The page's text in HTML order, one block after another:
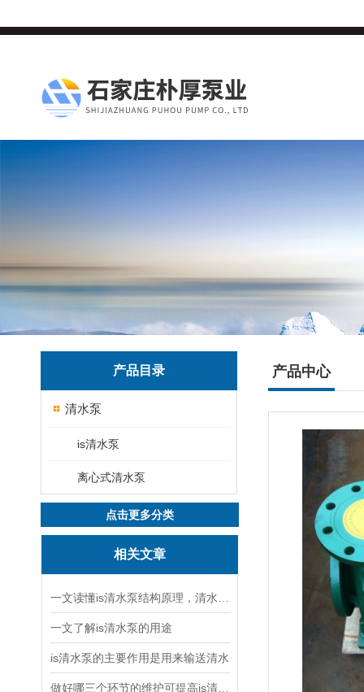
产品目录
清水泵
is清水泵
离心式清水泵
点击更多分类
相关文章
一文了解is清水泵的用途
is清水泵的主要作用是用来输送清水
产品中心